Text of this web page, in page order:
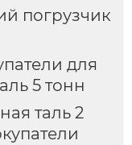
погрузчик
для
5 тонн
таль 2